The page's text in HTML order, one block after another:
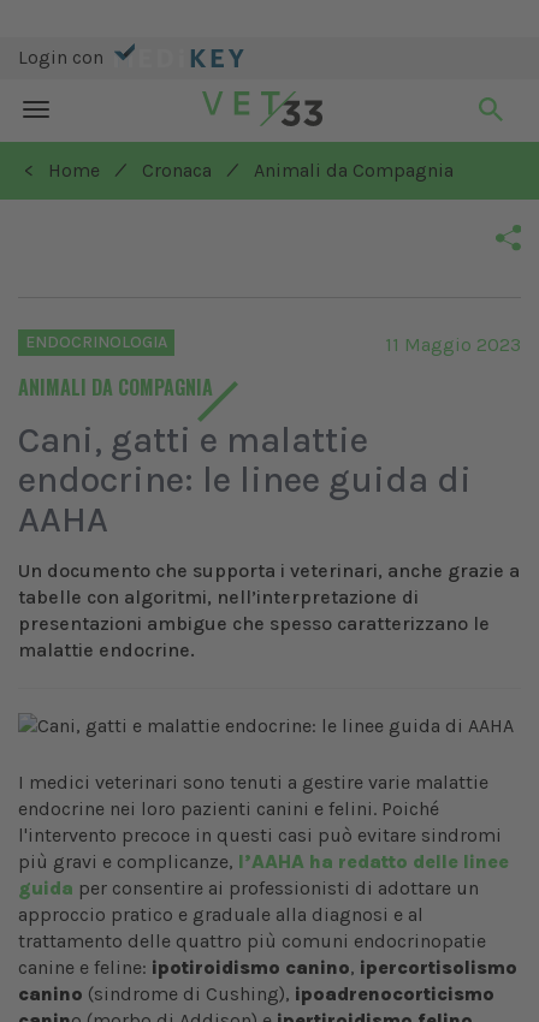
Login con
Toggle
navigation
< Home
/ Cronaca / Animali da Compagnia
ENDOCRINOLOGIA
ANIMALI DA COMPAGNIA
11 Maggio 2023
Cani, gatti e malattie
endocrine: le linee guida di
AAHA
Un documento che supporta i veterinari, anche grazie a
tabelle con algoritmi, nell’interpretazione di
presentazioni ambigue che spesso caratterizzano le
malattie endocrine.
I medici veterinari sono tenuti a gestire varie malattie
endocrine nei loro pazienti canini e felini. Poiché
l'intervento precoce in questi casi può evitare sindromi
più gravi e complicanze, l’AAHA ha redatto delle linee
guida per consentire ai professionisti di adottare un
approccio pratico e graduale alla diagnosi e al
trattamento delle quattro più comuni endocrinopatie
canine e feline: ipotiroidismo canino, ipercortisolismo
canino (sindrome di Cushing), ipoadrenocorticismo